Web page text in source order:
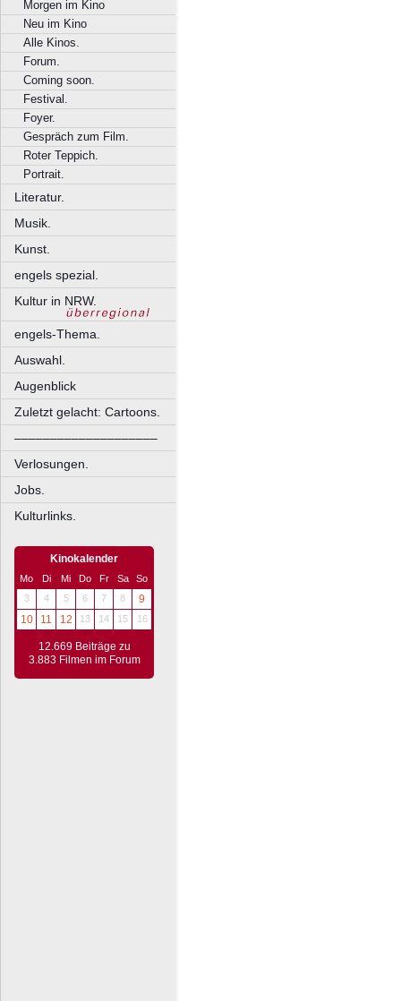
Morgen im Kino
Neu im Kino
Alle Kinos.
Forum.
Coming soon.
Festival.
Foyer.
Gespräch zum Film.
Roter Teppich.
Portrait.
Literatur.
Musik.
Kunst.
engels spezial.
Kultur in NRW.
engels-Thema.
Auswahl.
Augenblick
Zuletzt gelacht: Cartoons.
––––––––––––––––––––
Verlosungen.
Jobs.
Kulturlinks.
Kinokalender
Mo Di Mi Do Fr Sa
So
3
4 5 6 7 8
9
10
11 12 13 14 15 16
12.669 Beiträge zu
3.883 Filmen im Forum